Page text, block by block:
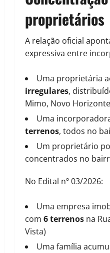
proprietários
A relação oficial
expressiva entre
Uma proprietária
irregulares,
Mimo, Novo
Uma
terrenos, todos no
Um proprietário
concentrados no
No Edital nº 03/2026:
Uma empresa
com 6 terrenos na
Vista)
Uma família